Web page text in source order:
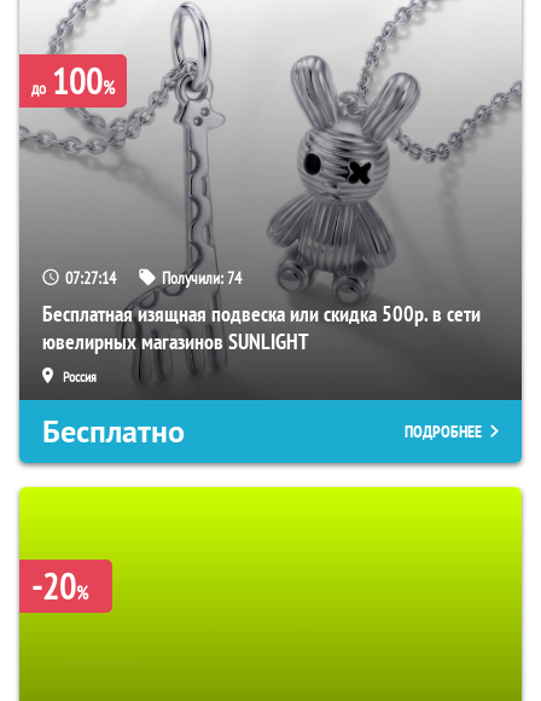
до 100%
07:27:13 Получили:74
Бесплатная изящная подвеска или скидка 500р. в сети
ювелирных магазинов SUNLIGHT
Россия
Бесплатно ПОДРОБНЕЕ
-20%